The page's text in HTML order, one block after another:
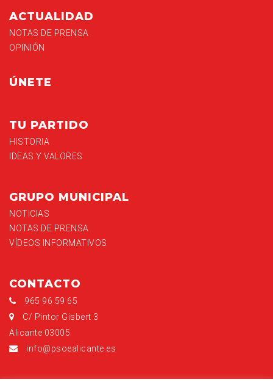
ACTUALIDAD
NOTAS DE PRENSA
OPINIÓN
ÚNETE
TU PARTIDO
HISTORIA
IDEAS Y VALORES
GRUPO MUNICIPAL
NOTICIAS
NOTAS DE PRENSA
VÍDEOS INFORMATIVOS
CONTACTO
965 96 59 65
C/ Pintor Gisbert 3
Alicante 03005
info@psoealicante.es